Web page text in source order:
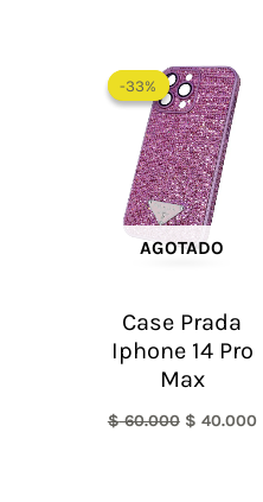
-33%
AGOTADO
-33%
Case Prada
Iphone 14 Pro
Max
$60.000
precio
original
era:
$ 60.000.
$ 40.000